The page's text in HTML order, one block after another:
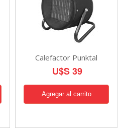
Calefactor Punktal
U$S 39